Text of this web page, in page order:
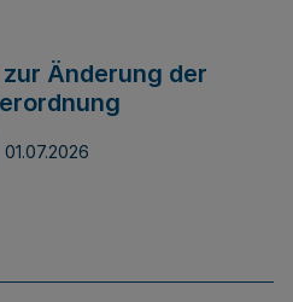
Änderung der
01.07.2026